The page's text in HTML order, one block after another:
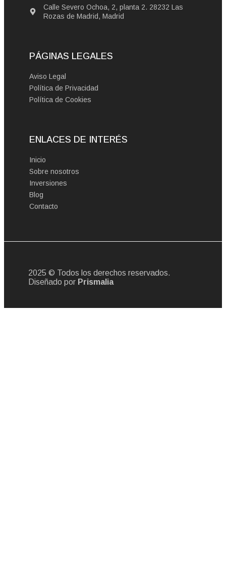
Calle Severo Ochoa, 2, planta 2. 28232 Las
Rozas de Madrid, Madrid
PÁGINAS LEGALES
Aviso Legal
Política de Privacidad
Política de Cookies
ENLACES DE INTERÉS
Inicio
Sobre nosotros
Inversiones
Blog
Contacto
2025 © Todos los derechos reservados.
Diseñado por Prismalia